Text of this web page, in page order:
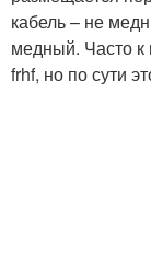
кабель – не
медный. Часто к
frhf, но по сути